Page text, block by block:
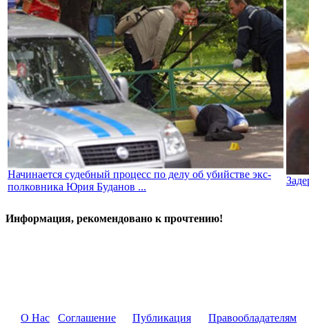
Начинается судебный процесс по делу об убийстве экс-
полковника Юрия Буданов ...
Информация, рекомендовано к прочтению!
О Нас Соглашение Публикация Правообладателям